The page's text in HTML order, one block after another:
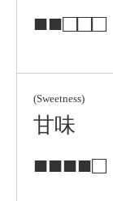
■■□□□
(Sweetness)
甘味
■■■■□